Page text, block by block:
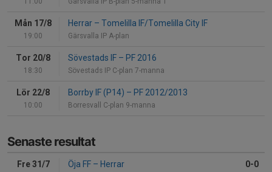
Mån 17/8
19:00
Herrar – Tomelilla IF/Tomelilla City IF
Gärsvalla IP A-plan
Tor 20/8
18:30
Sövestads IF – PF 2016
Sövestads IP C-plan 7-manna
Lör 22/8
10:00
Borrby IF (P14) – PF 2012/2013
Borresvall C-plan 9-manna
Senaste resultat
Fre 31/7 Öja FF – Herrar 0-0